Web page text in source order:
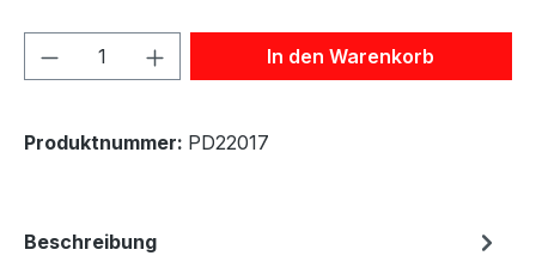
Produkt Anzahl: Gib denIn den Warenkorb
Produktnummer: PD22017
Beschreibung